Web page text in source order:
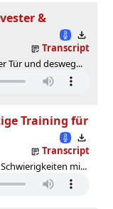
&
Transcript
Tür und desweg...
Training für
Transcript
mi...